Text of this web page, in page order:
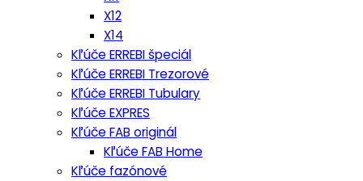
X12
X14
Kľúče ERREBI špeciál
Kľúče ERREBI Trezorové
Kľúče ERREBI Tubulary
Kľúče EXPRES
Kľúče FAB originál
Kľúče FAB Home
Kľúče fazónové